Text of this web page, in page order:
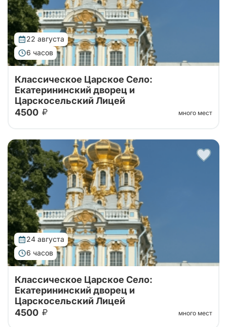
22 августа
6 часов
Однодневный тур из Санкт-Петербурга с
посещение Екатерининского дворца с Янтарной
комнатой и Царскосельского Лицея.
Классическое Царское Село:
Екатерининский дворец и
Царскосельский Лицей
4500
много мест
24 августа
6 часов
Классическое Царское Село:
Екатерининский дворец и
Царскосельский Лицей
4500
много мест